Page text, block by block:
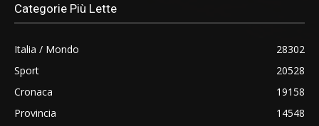
Categorie Più Lette
Italia / Mondo
28302
Sport
20528
Cronaca
19158
Provincia
14548